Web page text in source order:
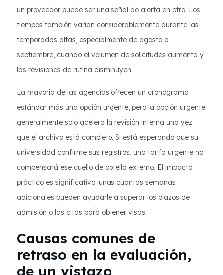
un proveedor puede ser una señal de alerta en otro. Los
tiempos también varían considerablemente durante las
temporadas altas, especialmente de agosto a
septiembre, cuando el volumen de solicitudes aumenta y
las revisiones de rutina disminuyen.
La mayoría de las agencias ofrecen un cronograma
estándar más una opción urgente, pero la opción urgente
generalmente solo acelera la revisión interna una vez
que el archivo está completo. Si está esperando que su
universidad confirme sus registros, una tarifa urgente no
compensará ese cuello de botella externo. El impacto
práctico es significativo: unas cuantas semanas
adicionales pueden ayudarle a superar los plazos de
admisión o las citas para obtener visas.
Causas comunes de
retraso en la evaluación,
de un vistazo